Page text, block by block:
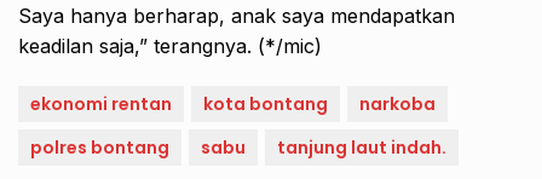
Saya hanya berharap, anak saya mendapatkan
keadilan saja,” terangnya. (*/mic)
ekonomi rentan kota bontang
narkoba
polres bontang
sabu tanjung laut indah.